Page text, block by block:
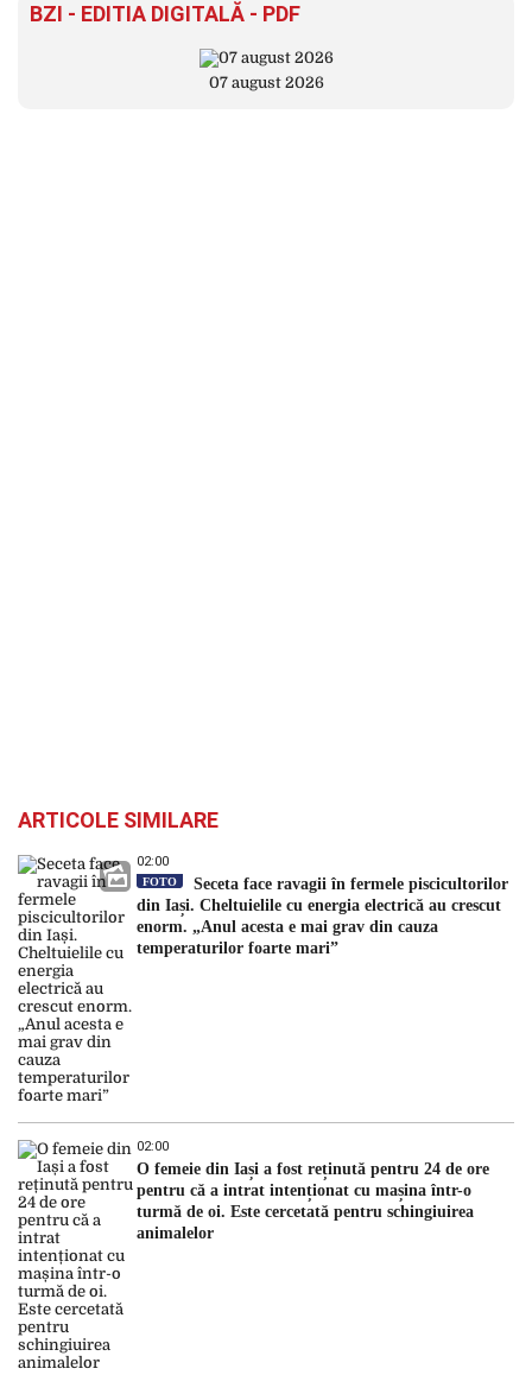
BZI - EDITIA DIGITALĂ - PDF
07 august 2026
ARTICOLE SIMILARE
02:00
FOTO
Seceta face ravagii în fermele piscicultorilor
din Iași. Cheltuielile cu energia electrică au crescut
enorm. „Anul acesta e mai grav din cauza
temperaturilor foarte mari”
02:00
O femeie din Iași a fost reținută pentru 24 de ore
pentru că a intrat intenționat cu mașina într-o
turmă de oi. Este cercetată pentru schingiuirea
animalelor